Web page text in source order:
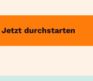
Jetzt durchstarten